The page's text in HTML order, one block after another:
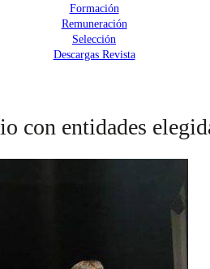
Formación
Remuneración
Selección
Descargas Revista
con entidades